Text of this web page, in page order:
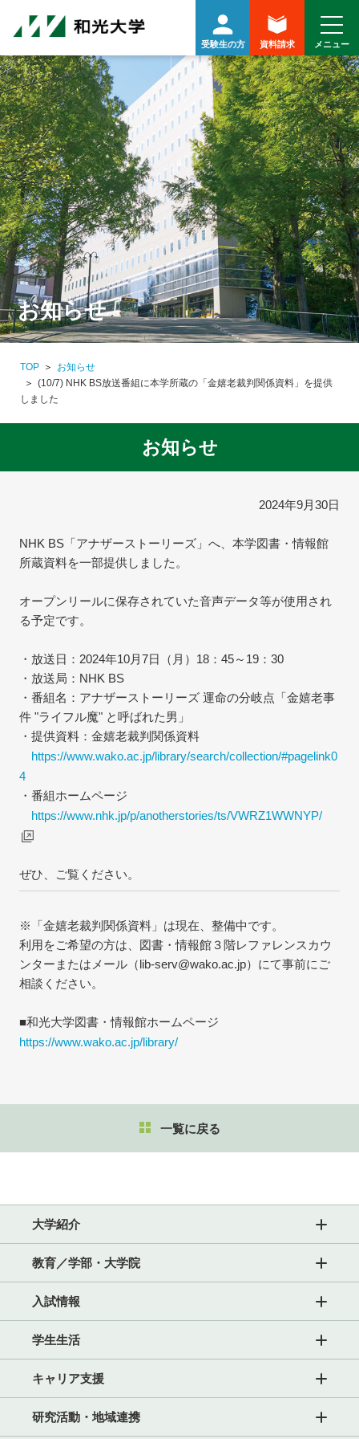
受験生の方 資料請求
お知らせ
TOP
お知らせ
(10/7) NHK BS放送番組に本学所蔵の「金嬉老裁判関係資料」を提供
しました
お知らせ
2024年9月30日
NHK BS「アナザーストーリーズ」へ、本学図書・情報館
所蔵資料を一部提供しました。
オープンリールに保存されていた音声データ等が使用され
る予定です。
・放送日：2024年10月7日（月）18：45～19：30
・放送局：NHK BS
・番組名：アナザーストーリーズ 運命の分岐点「金嬉老事
件 "ライフル魔" と呼ばれた男」
・提供資料：金嬉老裁判関係資料
https://www.wako.ac.jp/library/search/collection/#pagelink0
4
・番組ホームページ
https://www.nhk.jp/p/anotherstories/ts/VWRZ1WWNYP/
ぜひ、ご覧ください。
※「金嬉老裁判関係資料」は現在、整備中です。
利用をご希望の方は、図書・情報館３階レファレンスカウ
ンターまたはメール（lib-serv@wako.ac.jp）にて事前にご
相談ください。
■和光大学図書・情報館ホームページ
https://www.wako.ac.jp/library/
一覧に戻る
大学紹介
教育／学部・大学院
入試情報
学生生活
キャリア支援
研究活動・地域連携